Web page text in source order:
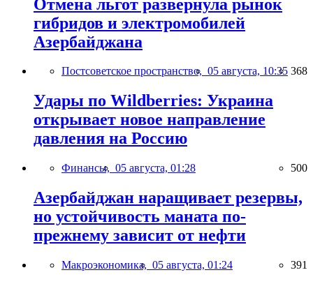
Отмена льгот развернула рынок
гибридов и электромобилей
Азербайджана
Постсоветское пространство, 05 августа, 10:35 368
Удары по Wildberries: Украина
открывает новое направление
давления на Россию
Финансы, 05 августа, 01:28 500
Азербайджан наращивает резервы,
но устойчивость маната по-
прежнему зависит от нефти
Макроэкономика, 05 августа, 01:24 391